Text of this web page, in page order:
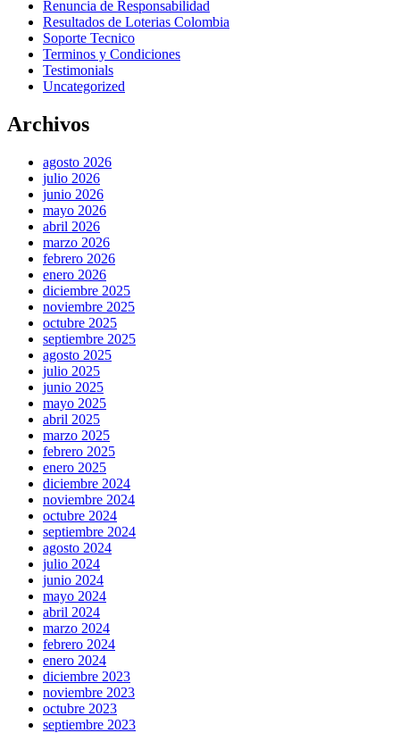
Renuncia de Responsabilidad
Resultados de Loterias Colombia
Soporte Tecnico
Terminos y Condiciones
Testimonials
Uncategorized
Archivos
agosto 2026
julio 2026
junio 2026
mayo 2026
abril 2026
marzo 2026
febrero 2026
enero 2026
diciembre 2025
noviembre 2025
octubre 2025
septiembre 2025
agosto 2025
julio 2025
junio 2025
mayo 2025
abril 2025
marzo 2025
febrero 2025
enero 2025
diciembre 2024
noviembre 2024
octubre 2024
septiembre 2024
agosto 2024
julio 2024
junio 2024
mayo 2024
abril 2024
marzo 2024
febrero 2024
enero 2024
diciembre 2023
noviembre 2023
octubre 2023
septiembre 2023